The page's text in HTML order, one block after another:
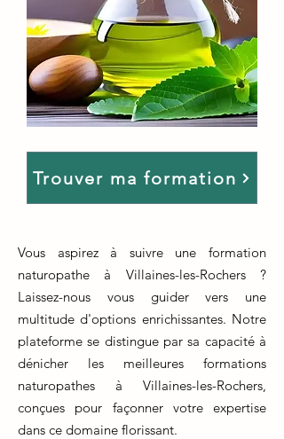
Trouver ma formation
Vous aspirez à suivre une formation
naturopathe à Villaines-les-Rochers ?
Laissez-nous vous guider vers une
multitude d'options enrichissantes. Notre
plateforme se distingue par sa capacité à
dénicher les meilleures formations
naturopathes à Villaines-les-Rochers,
conçues pour façonner votre expertise
dans ce domaine florissant.